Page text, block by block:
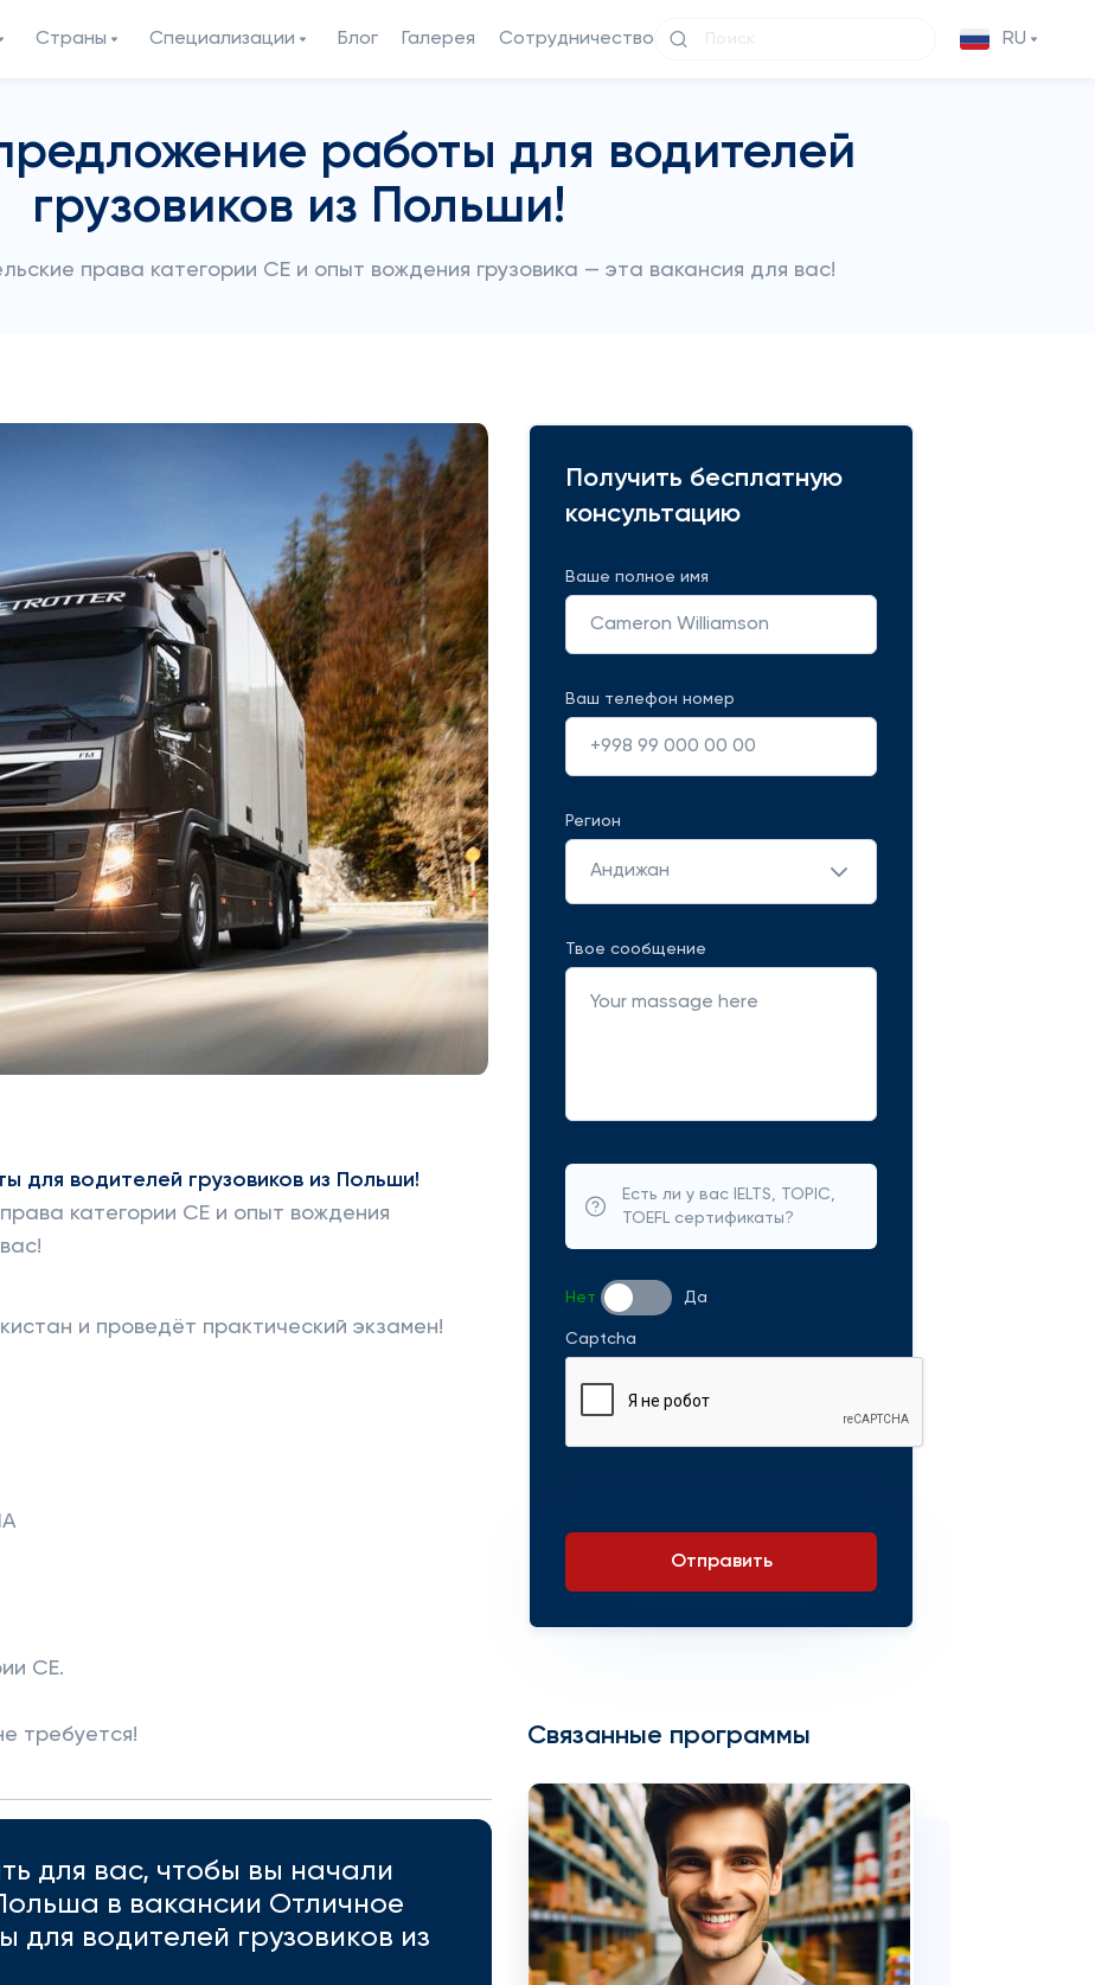
Страны Специализации Блог Галерея Сотрудничество RU
работы для водителей
грузовиков из Польши!
права категории CE и опыт вождения грузовика — эта вакансия для вас!
для водителей грузовиков из Польши!
категории CE и опыт вождения
и проведёт практический экзамен!
CE.
требуется!
для вас, чтобы вы начали
в вакансии Отличное
для водителей грузовиков из
Получить бесплатную
консультацию
Ваше полное имя
Ваш телефон номер
Регион
Андижан
Твое сообщение
Есть ли у вас IELTS, TOPIC,
TOEFL сертификаты?
Нет Да
Captcha
Отправить
Связанные программы